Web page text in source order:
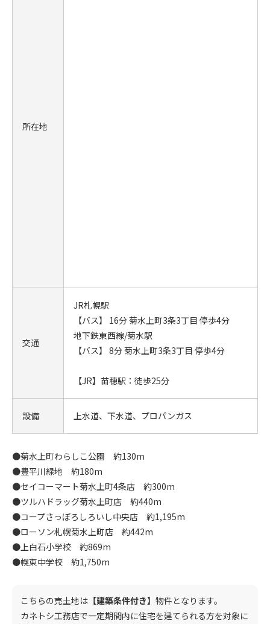
所在地
交通
JR札幌駅
【バス】 16分 菊水上町3条3丁目 停歩4分
地下鉄東西線/菊水駅
【バス】 8分 菊水上町3条3丁目 停歩4分
【JR】苗穂駅：徒歩25分
設備 上水道、下水道、プロパンガス
●菊水上町わらしこ公園 約130m
●豊平川緑地 約180m
●セイコーマート菊水上町4条店 約300m
●ツルハドラッグ菊水上町店 約440m
●コープさっぽろしろいし中央店 約1,195m
●ローソン札幌菊水上町店 約442m
●上白石小学校 約869m
●幌東中学校 約1,750m
こちらの売土地は 【建築条件付き】 物件となります。
カネトシ工務店で一定期間内に住宅を建てられる方を対象に